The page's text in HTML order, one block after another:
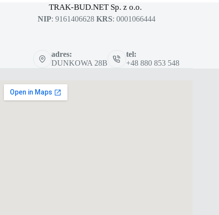
TRAK-BUD.NET Sp. z o.o.
NIP: 9161406628 KRS: 0001066444
adres:
DUNKOWA 28B
tel:
+48 880 853 548